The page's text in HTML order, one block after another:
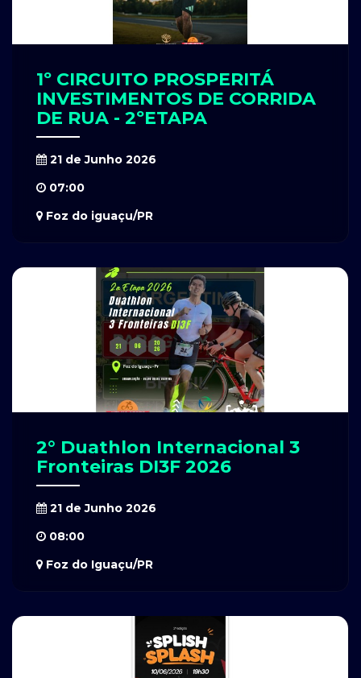
1º CIRCUITO PROSPERITÁ
INVESTIMENTOS DE CORRIDA
DE RUA - 2ºETAPA
21 de Junho 2026
07:00
Foz do iguaçu/PR
2° Duathlon Internacional 3
Fronteiras DI3F 2026
21 de Junho 2026
08:00
Foz do Iguaçu/PR